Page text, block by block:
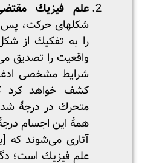
علم فیزیك
شکلهای حرکت، پس
را به تفکیك از
واقعیت را تصدیق
شرایط مشخصی
کشف خواهد کرد
متحرك در درجۀ
همۀ این اجسام
آثاری می‌شوند که
علم فیزیك است؛